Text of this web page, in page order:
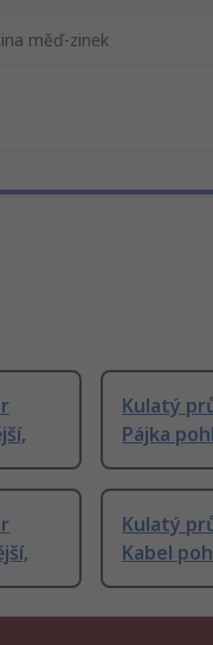
měď-zinek
Kulatý
Pájka
Kulatý
Kabel